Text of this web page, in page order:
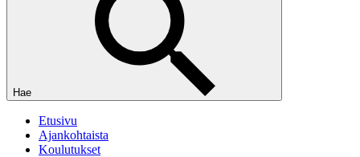
Hae
Etusivu
Ajankohtaista
Koulutukset